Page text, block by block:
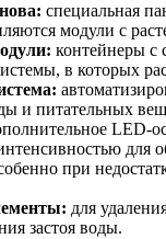
специальная
модули с
контейнеры с
в которых
и питательных
LED-
для
при
для
застоя воды.